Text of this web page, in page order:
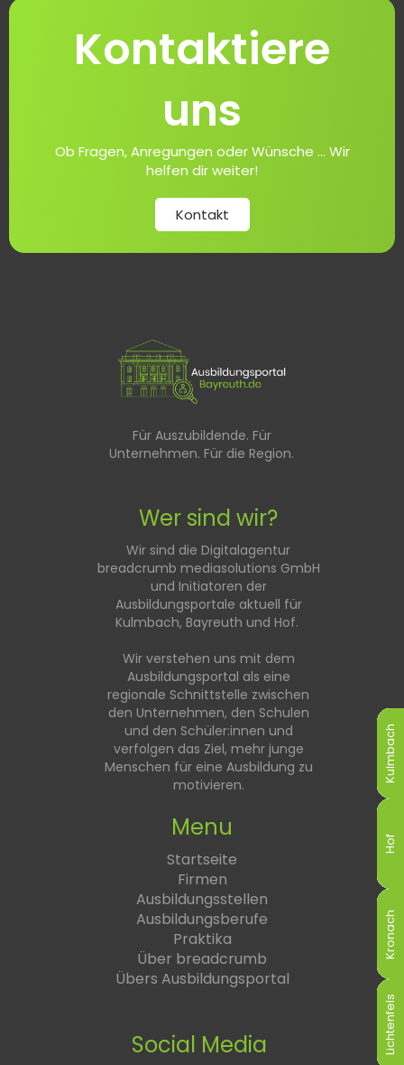
Kulmbach
Hof
Kronach
Lichtenfels
Kulmbach
Hof
Kronach
Lichtenfels
Kulmbach
Hof
Kronach
Lichtenfels
Kulmbach
Hof
Kronach
Lichtenfels
Kulmbach
Hof
Kronach
Lichtenfels
Kulmbach
Hof
Kronach
Lichtenfels
Kontaktiere
uns
Ob Fragen, Anregungen oder Wünsche ... Wir
helfen dir weiter!
Kontakt
Für Auszubildende. Für
Unternehmen. Für die Region.
Wer sind wir?
Wir sind die Digitalagentur
breadcrumb mediasolutions GmbH
und Initiatoren der
Ausbildungsportale aktuell für
Kulmbach, Bayreuth und Hof.
Wir verstehen uns mit dem
Ausbildungsportal als eine
regionale Schnittstelle zwischen
den Unternehmen, den Schulen
und den Schüler:innen und
verfolgen das Ziel, mehr junge
Menschen für eine Ausbildung zu
motivieren.
Menu
Startseite
Firmen
Ausbildungsstellen
Ausbildungsberufe
Praktika
Über breadcrumb
Übers Ausbildungsportal
Social Media